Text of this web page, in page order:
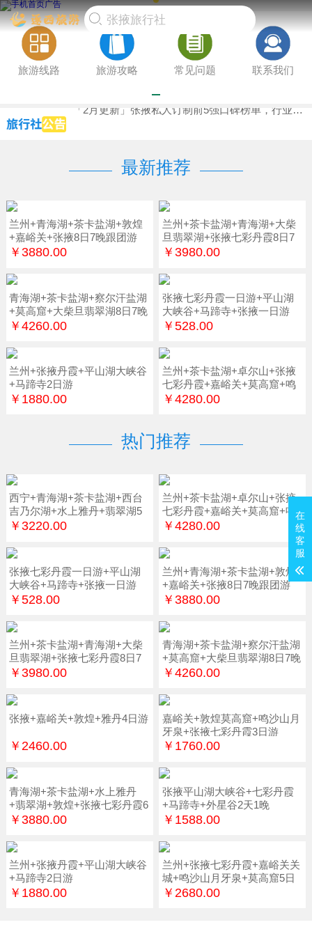
旅游线路 旅游攻略 常见问题 联系我们
最新推荐
兰州+青海湖+茶卡盐湖+敦煌
+嘉峪关+张掖8日7晚跟团游
￥3880.00
兰州+茶卡盐湖+青海湖+大柴
旦翡翠湖+张掖七彩丹霞8日7
晚
￥3980.00
青海湖+茶卡盐湖+察尔汗盐湖
+莫高窟+大柴旦翡翠湖8日7晚
￥4260.00
张掖七彩丹霞一日游+平山湖
大峡谷+马蹄寺+张掖一日游
￥528.00
兰州+张掖丹霞+平山湖大峡谷
+马蹄寺2日游
￥1880.00
兰州+茶卡盐湖+卓尔山+张掖
七彩丹霞+嘉峪关+莫高窟+鸣
沙山7日游
￥4280.00
热门推荐
西宁+青海湖+茶卡盐湖+西台
吉乃尔湖+水上雅丹+翡翠湖5
日游
￥3220.00
兰州+茶卡盐湖+卓尔山+张掖
七彩丹霞+嘉峪关+莫高窟+鸣
沙山7日游
￥4280.00
张掖七彩丹霞一日游+平山湖
大峡谷+马蹄寺+张掖一日游
￥528.00
兰州+青海湖+茶卡盐湖+敦煌
+嘉峪关+张掖8日7晚跟团游
￥3880.00
兰州+茶卡盐湖+青海湖+大柴
旦翡翠湖+张掖七彩丹霞8日7
晚
￥3980.00
青海湖+茶卡盐湖+察尔汗盐湖
+莫高窟+大柴旦翡翠湖8日7晚
￥4260.00
张掖+嘉峪关+敦煌+雅丹4日游
￥2460.00
嘉峪关+敦煌莫高窟+鸣沙山月
牙泉+张掖七彩丹霞3日游
￥1760.00
青海湖+茶卡盐湖+水上雅丹
+翡翠湖+敦煌+张掖七彩丹霞6
日游
￥3880.00
张掖平山湖大峡谷+七彩丹霞
+马蹄寺+外星谷2天1晚
￥1588.00
兰州+张掖丹霞+平山湖大峡谷
+马蹄寺2日游
￥1880.00
兰州+张掖七彩丹霞+嘉峪关关
城+鸣沙山月牙泉+莫高窟5日
游
￥2680.00
在
线
客
服